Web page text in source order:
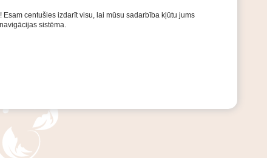
centušies izdarīt visu, lai mūsu sadarbība kļūtu jums
sistēma.